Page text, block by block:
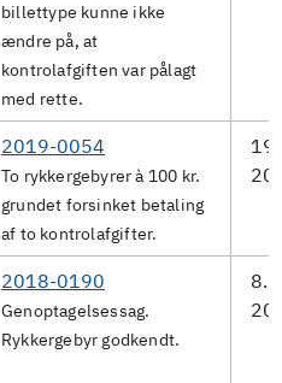
billettype kunne ikke
ændre på, at
kontrolafgiften var pålagt
med rette.
2019-0054
To rykkergebyrer à 100 kr.
grundet forsinket betaling
af to kontrolafgifter.
2018-0190
Genoptagelsessag.
Rykkergebyr godkendt.
8.